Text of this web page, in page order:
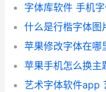
字体库软件 手机
什么是行楷字体图
苹果修改字体在哪
苹果手机怎么换主
艺术字体软件app